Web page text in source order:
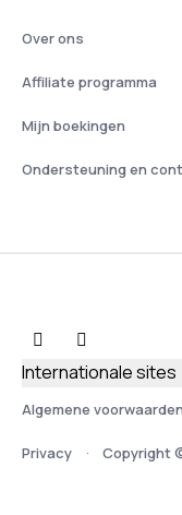
Over ons
Affiliate programma
Mijn boekingen
Ondersteuning en
Algemene voorwaarden
Privacy Copyright
Internationale sites